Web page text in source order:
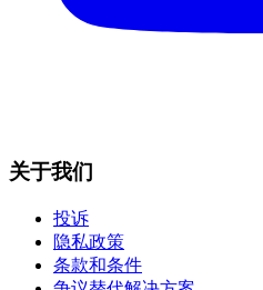
关于我们
投诉
隐私政策
条款和条件